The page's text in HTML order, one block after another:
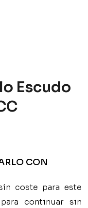
Escudo
CON
coste para este
continuar sin